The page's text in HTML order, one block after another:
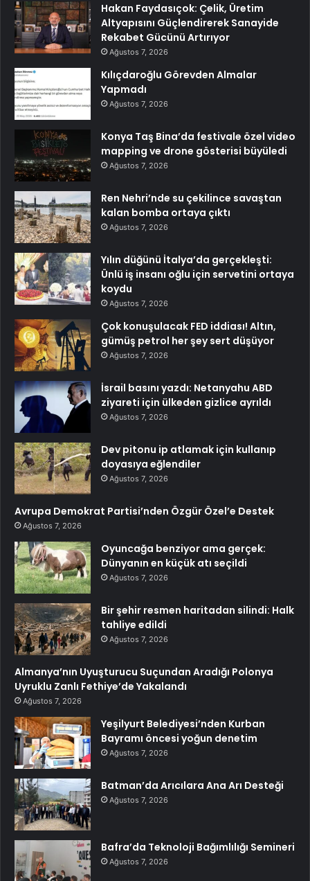
Hakan Faydasıçok: Çelik, Üretim
Altyapısını Güçlendirerek Sanayide
Rekabet Gücünü Artırıyor
Ağustos 7, 2026
Kılıçdaroğlu Görevden Almalar
Yapmadı
Ağustos 7, 2026
Konya Taş Bina’da festivale özel video
mapping ve drone gösterisi büyüledi
Ağustos 7, 2026
Ren Nehri’nde su çekilince savaştan
kalan bomba ortaya çıktı
Ağustos 7, 2026
Yılın düğünü İtalya’da gerçekleşti:
Ünlü iş insanı oğlu için servetini ortaya
koydu
Ağustos 7, 2026
Çok konuşulacak FED iddiası! Altın,
gümüş petrol her şey sert düşüyor
Ağustos 7, 2026
İsrail basını yazdı: Netanyahu ABD
ziyareti için ülkeden gizlice ayrıldı
Ağustos 7, 2026
Dev pitonu ip atlamak için kullanıp
doyasıya eğlendiler
Ağustos 7, 2026
Avrupa Demokrat Partisi’nden Özgür Özel’e Destek
Ağustos 7, 2026
Oyuncağa benziyor ama gerçek:
Dünyanın en küçük atı seçildi
Ağustos 7, 2026
Bir şehir resmen haritadan silindi: Halk
tahliye edildi
Ağustos 7, 2026
Almanya’nın Uyuşturucu Suçundan Aradığı Polonya
Uyruklu Zanlı Fethiye’de Yakalandı
Ağustos 7, 2026
Yeşilyurt Belediyesi’nden Kurban
Bayramı öncesi yoğun denetim
Ağustos 7, 2026
Batman’da Arıcılara Ana Arı Desteği
Ağustos 7, 2026
Bafra’da Teknoloji Bağımlılığı Semineri
Ağustos 7, 2026